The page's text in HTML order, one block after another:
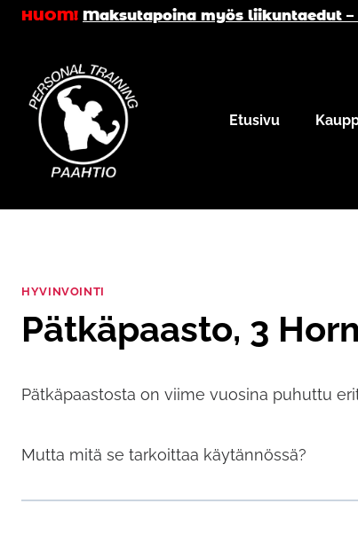
SiirryHUOM! Maksutapoina myös liikuntaedut –
Etusivu
HYVINVOINTI
Pätkäpaasto, 3
Pätkäpaastosta on viime vuosina puhuttu
Mutta mitä se tarkoittaa käytännössä?